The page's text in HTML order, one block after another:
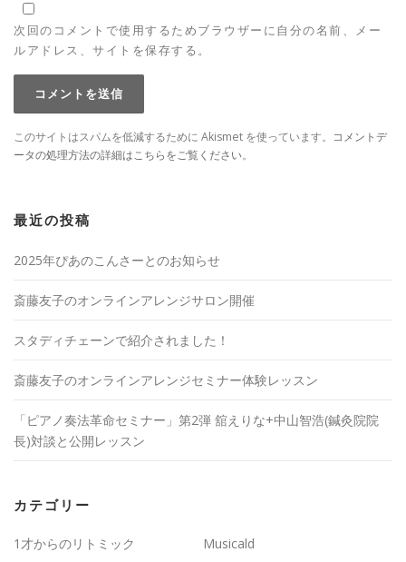
次回のコメントで使用するためブラウザーに自分の名前、メー
ルアドレス、サイトを保存する。
このサイトはスパムを低減するために Akismet を使っています。 コメントデ
ータの処理方法の詳細はこちらをご覧ください。
最近の投稿
2025年ぴあのこんさーとのお知らせ
斎藤友子のオンラインアレンジサロン開催
スタディチェーンで紹介されました！
斎藤友子のオンラインアレンジセミナー体験レッスン
「ピアノ奏法革命セミナー」第2弾 舘えりな+中山智浩(鍼灸院院
長)対談と公開レッスン
カテゴリー
1才からのリトミック
Musicald